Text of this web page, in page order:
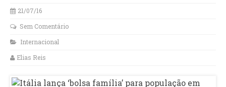
21/07/16
Sem Comentário
Internacional
Elias Reis